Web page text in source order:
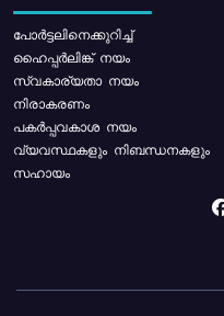
പോര്‍ട്ടലിനെക്കുറിച്ച്
ഹൈപ്പർലിങ്ക് നയം
സ്വകാര്യതാ നയം
നിരാകരണം
പകർപ്പവകാശ നയം
വ്യവസ്ഥകളും നിബന്ധനകളും
സഹായം